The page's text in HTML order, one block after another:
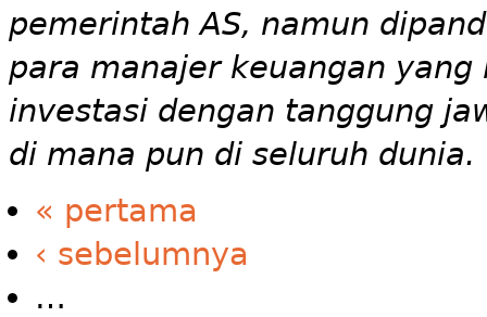
pemerintah AS, namun
para manajer keuangan
investasi dengan tanggung
di mana pun di seluruh dunia.
« pertama
‹ sebelumnya
…